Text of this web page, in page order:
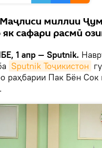
миллии
як сафари расмӣ
1 апр — Sputnik.
Sputnik Тоҷикистон
раҳбарии Пак Бён Сок